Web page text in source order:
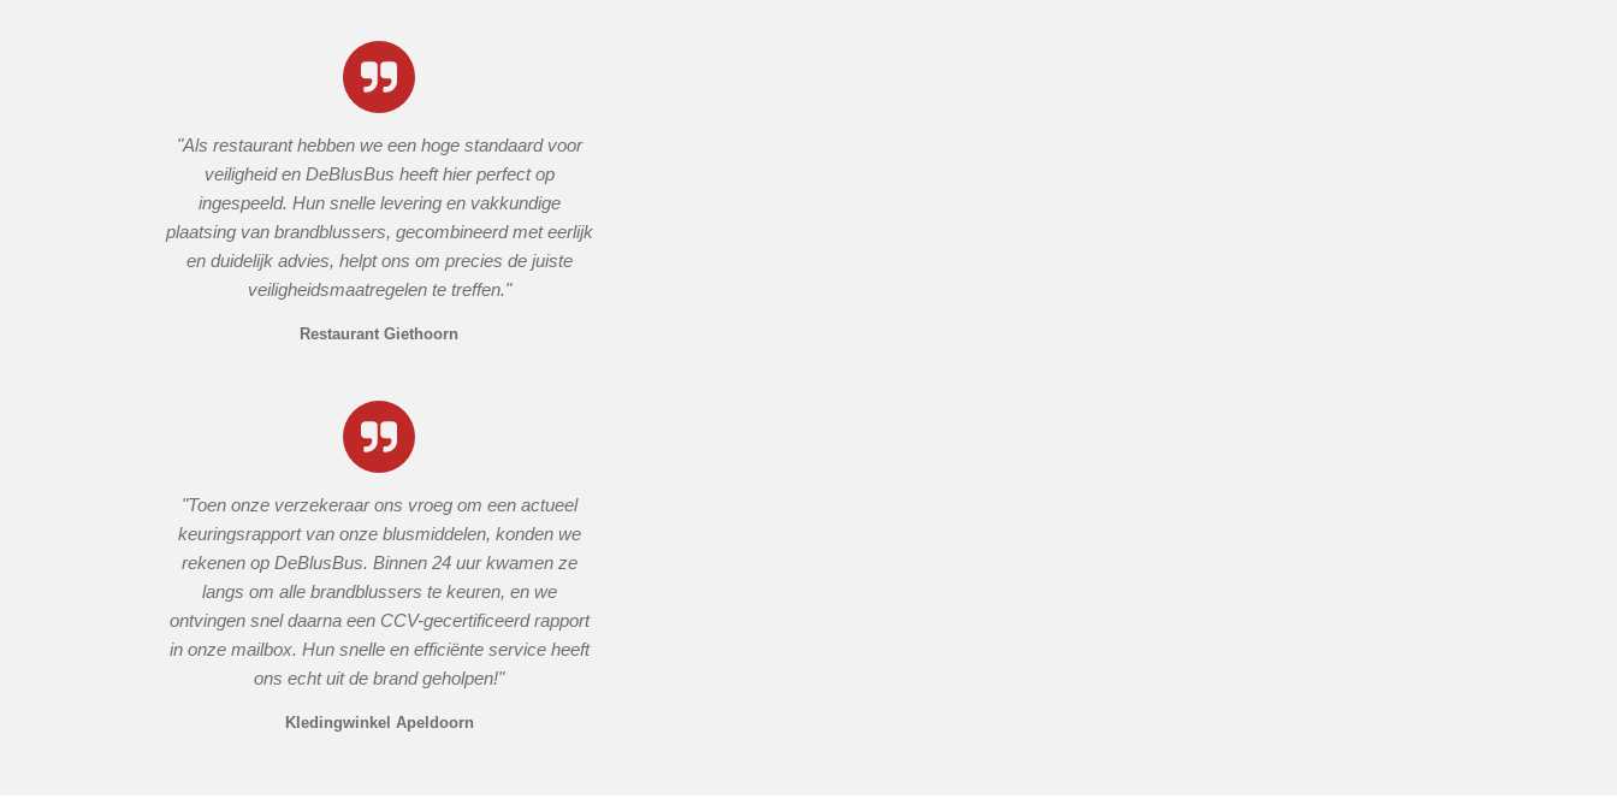
"Als restaurant hebben we een hoge standaard voor
veiligheid en DeBlusBus heeft hier perfect op
ingespeeld. Hun snelle levering en vakkundige
plaatsing van brandblussers, gecombineerd met eerlijk
en duidelijk advies, helpt ons om precies de juiste
veiligheidsmaatregelen te treffen."
Restaurant Giethoorn
"Toen onze verzekeraar ons vroeg om een actueel
keuringsrapport van onze blusmiddelen, konden we
rekenen op DeBlusBus. Binnen 24 uur kwamen ze
langs om alle brandblussers te keuren, en we
ontvingen snel daarna een CCV-gecertificeerd rapport
in onze mailbox. Hun snelle en efficiënte service heeft
ons echt uit de brand geholpen!"
Kledingwinkel Apeldoorn